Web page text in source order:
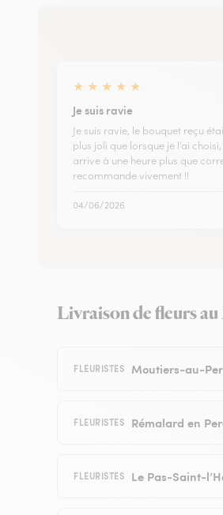
★ ★ ★ ★ ★
Je suis ravie
Je suis ravie, le bouquet reçu
plus joli que lorsque je l’ai
arrive à une heure plus que
recommande vivement !!
04/06/2026
Livraison de fleurs
FLEURISTES Moutiers-au-
FLEURISTES Rémalard en
FLEURISTES Le Pas-Saint-